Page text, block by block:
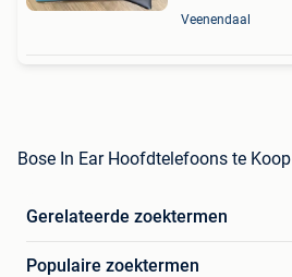
Veenendaal
Bose In Ear Hoofdtelefoons te Koop
Gerelateerde zoektermen
Populaire zoektermen